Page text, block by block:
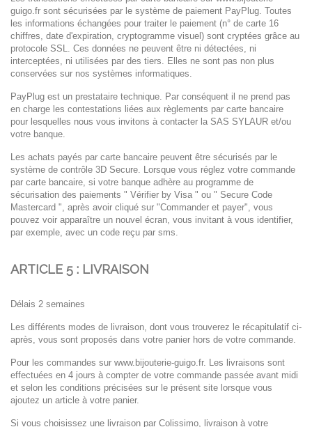
guigo.fr sont sécurisées par le système de paiement PayPlug. Toutes
les informations échangées pour traiter le paiement (n° de carte 16
chiffres, date d'expiration, cryptogramme visuel) sont cryptées grâce au
protocole SSL. Ces données ne peuvent être ni détectées, ni
interceptées, ni utilisées par des tiers. Elles ne sont pas non plus
conservées sur nos systèmes informatiques.
PayPlug est un prestataire technique. Par conséquent il ne prend pas
en charge les contestations liées aux règlements par carte bancaire
pour lesquelles nous vous invitons à contacter la SAS SYLAUR et/ou
votre banque.
Les achats payés par carte bancaire peuvent être sécurisés par le
système de contrôle 3D Secure. Lorsque vous réglez votre commande
par carte bancaire, si votre banque adhère au programme de
sécurisation des paiements " Vérifier by Visa " ou " Secure Code
Mastercard ", après avoir cliqué sur "Commander et payer", vous
pouvez voir apparaître un nouvel écran, vous invitant à vous identifier,
par exemple, avec un code reçu par sms.
ARTICLE 5 : LIVRAISON
Délais 2 semaines
Les différents modes de livraison, dont vous trouverez le récapitulatif ci-
après, vous sont proposés dans votre panier hors de votre commande.
Pour les commandes sur www.bijouterie-guigo.fr. Les livraisons sont
effectuées en 4 jours à compter de votre commande passée avant midi
et selon les conditions précisées sur le présent site lorsque vous
ajoutez un article à votre panier.
Si vous choisissez une livraison par Colissimo, livraison à votre